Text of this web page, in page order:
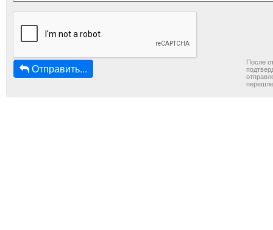
Отправить...
После